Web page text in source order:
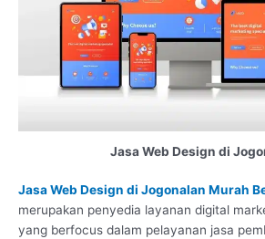
Jasa Web Design di
Jasa Web Design di Jogonalan Murah
merupakan penyedia layanan digital
yang berfocus dalam pelayanan jasa